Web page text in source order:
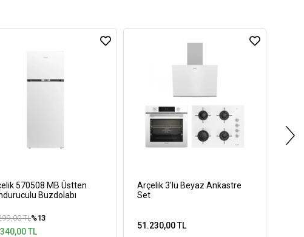
570508 MB Üstten
Buzdolabı
TL%13
TL
Arçelik 3'lü Beyaz Ankastre
Set
51.230,00 TL